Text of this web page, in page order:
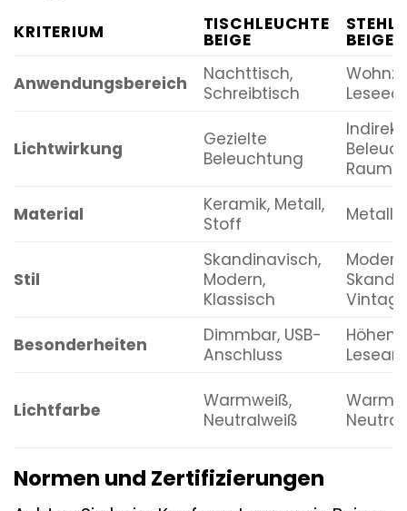
KRITERIUM TISCHLEUCHTE
BEIGE
BEIGE
Anwendungsbereich
Nachttisch,
Schreibtisch
Lichtwirkung
Gezielte
Beleuchtung
Material
Keramik, Metall,
Stoff
Metall,
Stil
Skandinavisch,
Modern,
Klassisch
Modern,
Besonderheiten
Dimmbar, USB-
Anschluss
Lichtfarbe
Warmweiß,
Neutralweiß
Normen und Zertifizierungen